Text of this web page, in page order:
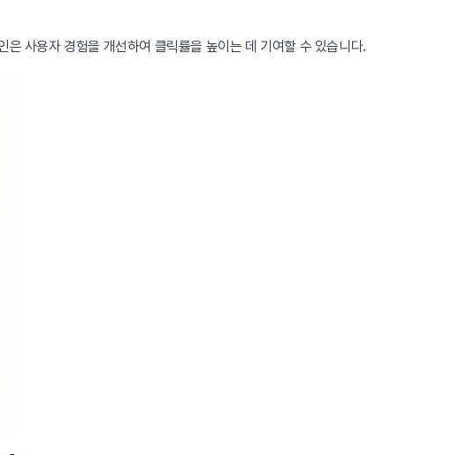
사용자 경험을 개선하여 클릭률을 높이는 데 기여할 수 있습니다.